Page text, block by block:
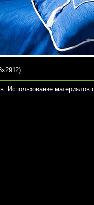
Использование материалов